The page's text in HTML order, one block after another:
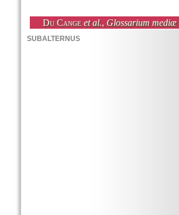
Du Cange et al., Glossarium